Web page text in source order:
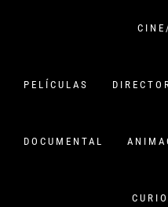
PELÍCULAS
DOCUMENTAL